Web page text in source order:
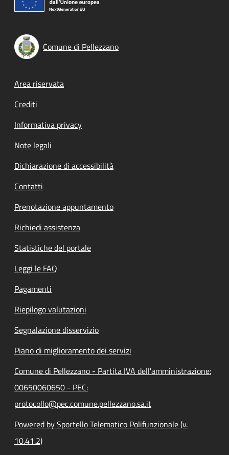
Comune di Pellezzano
Footer menu
Area riservata
Crediti
Informativa privacy
Note legali
Dichiarazione di accessibilità
Contatti
Prenotazione appuntamento
Richiedi assistenza
Statistiche del portale
Leggi le FAQ
Pagamenti
Riepilogo valutazioni
Segnalazione disservizio
Piano di miglioramento dei servizi
Comune di Pellezzano - Partita IVA dell'amministrazione:
00650060650 - PEC:
protocollo@pec.comune.pellezzano.sa.it
Powered by Sportello Telematico Polifunzionale (v.
10.41.2)